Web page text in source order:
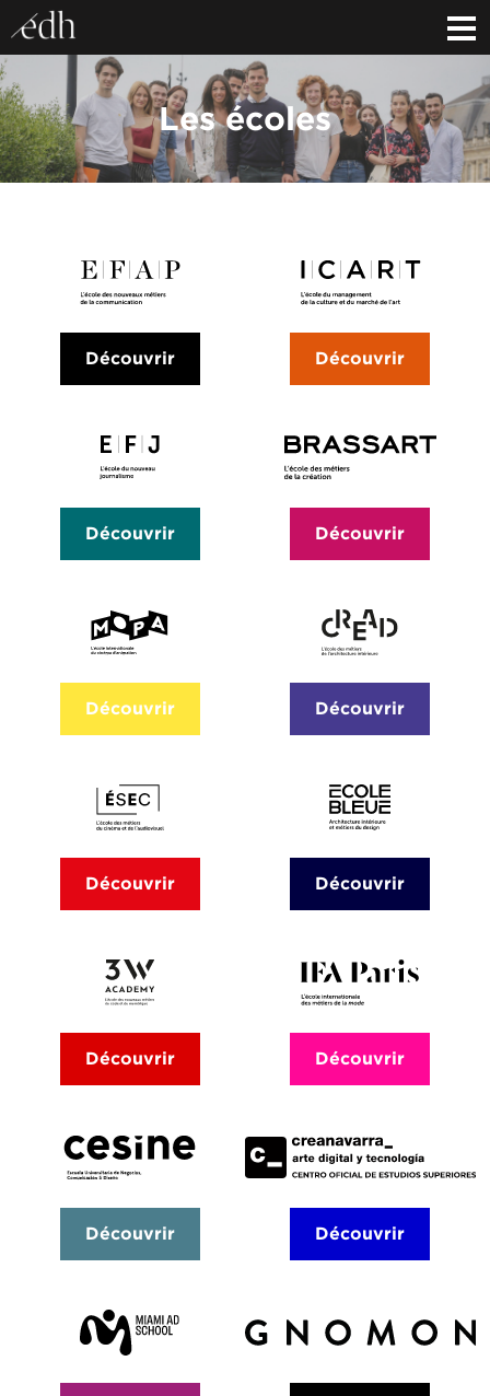
Les écoles
Découvrir Découvrir
Découvrir Découvrir
Découvrir Découvrir
Découvrir Découvrir
Découvrir Découvrir
Découvrir Découvrir